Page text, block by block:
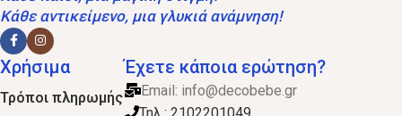
Κάθε αντικείμενο, μια γλυκιά ανάμνηση!
Χρήσιμα
Τρόποι πληρωμής
Έχετε κάποια ερώτηση?
Email: info@decobebe.gr
Τηλ.: 2102201049